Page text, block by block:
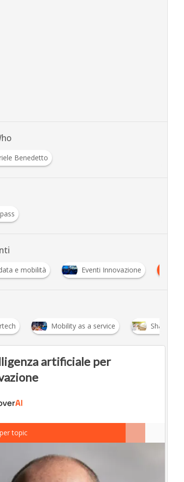
Benedetto
e mobilità Eventi Innovazione
Mobility as a service Sharing
artificiale per
topic